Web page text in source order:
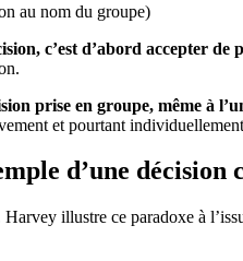
au nom du groupe)
c’est d’abord accepter de
prise en groupe, même à
et pourtant
d’une décision
illustre ce paradoxe à